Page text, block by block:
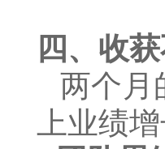
四、收
两个月
上业绩